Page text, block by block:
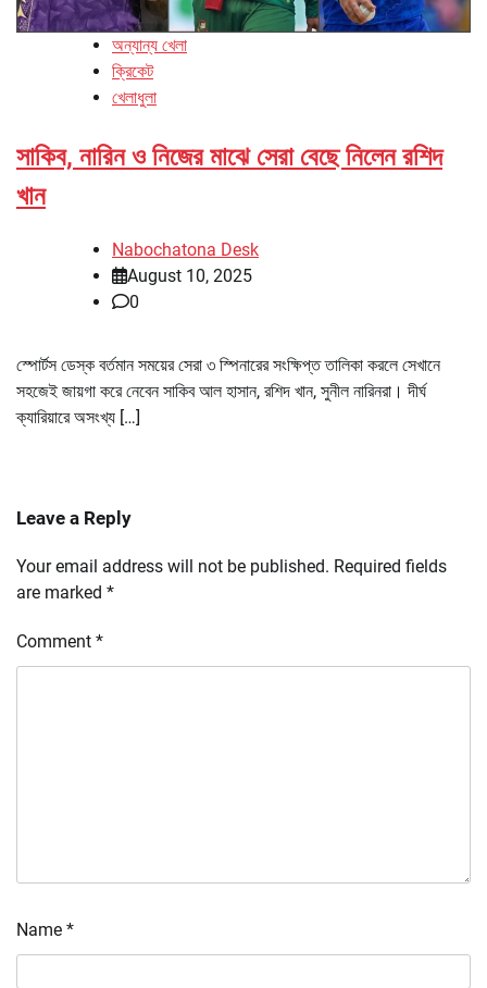
অন্যান্য খেলা
ক্রিকেট
খেলাধুলা
সাকিব, নারিন ও নিজের মাঝে সেরা বেছে নিলেন রশিদ
খান
Nabochatona Desk
August 10, 2025
0
স্পোর্টস ডেস্ক বর্তমান সময়ের সেরা ৩ স্পিনারের সংক্ষিপ্ত তালিকা করলে সেখানে
সহজেই জায়গা করে নেবেন সাকিব আল হাসান, রশিদ খান, সুনীল নারিনরা। দীর্ঘ
ক্যারিয়ারে অসংখ্য […]
Leave a Reply
Your email address will not be published. Required fields
are marked *
Comment *
Name *